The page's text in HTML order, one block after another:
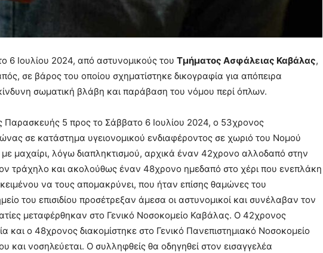
6 Ιουλίου 2024, από αστυνομικούς του Τμήματος Ασφάλειας Καβάλας,
σε βάρος του οποίου σχηματίστηκε δικογραφία για απόπειρα
σωματική βλάβη και παράβαση του νόμου περί όπλων.
Παρασκευής 5 προς το Σάββατο 6 Ιουλίου 2024, ο 53χρονος
σε κατάστημα υγειονομικού ενδιαφέροντος σε χωριό του Νομού
μαχαίρι, λόγω διαπληκτισμού, αρχικά έναν 42χρονο αλλοδαπό στην
τράχηλο και ακολούθως έναν 48χρονο ημεδαπό στο χέρι που ενεπλάκη
να τους απομακρύνει, που ήταν επίσης θαμώνες του
του επισιδίου προσέτρεξαν άμεσα οι αστυνομικοί και συνέλαβαν τον
μεταφέρθηκαν στο Γενικό Νοσοκομείο Καβάλας. Ο 42χρονος
και ο 48χρονος διακομίστηκε στο Γενικό Πανεπιστημιακό Νοσοκομείο
και νοσηλεύεται. Ο συλληφθείς θα οδηγηθεί στον εισαγγελέα